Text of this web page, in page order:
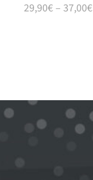
29,90€ – 37,00€